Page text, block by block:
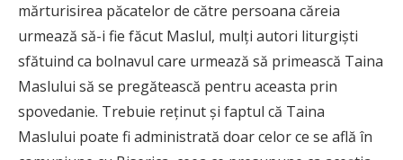
mărturisirea păcatelor de către persoana căreia
urmează să-i fie făcut Maslul, mulți autori liturgiști
sfătuind ca bolnavul care urmează să primească Taina
Maslului să se pregătească pentru aceasta prin
spovedanie. Trebuie reținut și faptul că Taina
Maslului poate fi administrată doar celor ce se află în